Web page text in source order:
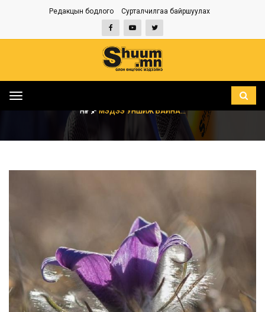
Редакцын бодлого Сурталчилгаа байршуулах
Toggle
НҮҮР МЭДЭЭ УНШИЖ БАЙНА...